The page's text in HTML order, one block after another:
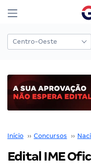
Início ›› Concursos ››
Edital IME